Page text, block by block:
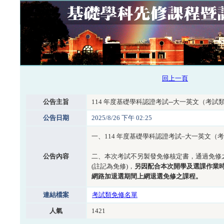
回上一頁
公告主旨 114 年度基礎學科認證考試─大一英文（考試
公告日期 2025/8/26 下午 02:25
公告內容
一、114 年度基礎學科認證考試–大一英文（
二、本次考試不另製發免修核定書，通過免
(註記為免修)， 另因配合本次開學及選課作業
網路加退選期間上網退選免修之課程。
連結檔案 考試類免修名單
人氣 1421